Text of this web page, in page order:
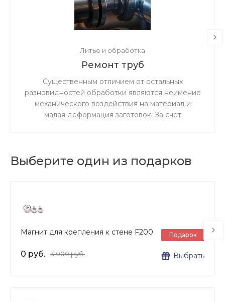
Литье и обработка
Ремонт труб
Существенным отличием от остальных
разновидностей обработки являются неимение
механического воздействия на материал и
малая деформация заготовок. За счет
Выберите один из подарков
Магнит для крепления к стене F200
0 руб. 3 000 руб.
Подарок
Выбрать